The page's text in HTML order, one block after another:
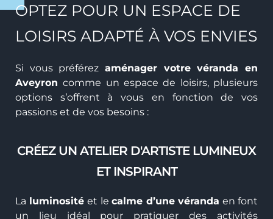
OPTEZ POUR UN ESPACE DE
LOISIRS ADAPTÉ À VOS ENVIES
Si vous préférez aménager votre véranda en
Aveyroncomme un espace de loisirs, plusieurs
options s’offrent à vous en fonction de vos
passions et de vos besoins :
CRÉEZ UN ATELIER D'ARTISTE LUMINEUX
ET INSPIRANT
La luminosité et le calme d’une véranda en font
un lieu idéal pour pratiquer des activités